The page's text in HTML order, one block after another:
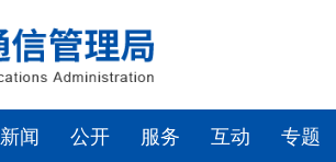
新闻 公开 服务 互动 专题